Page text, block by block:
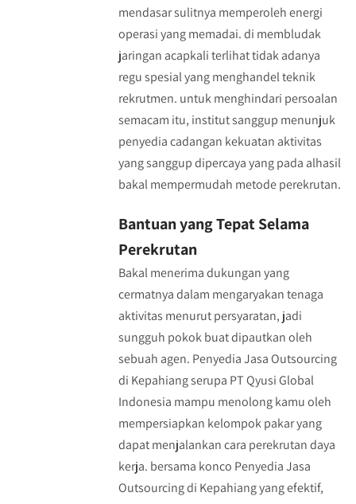
mendasar sulitnya memperoleh energi
operasi yang memadai. di membludak
jaringan acapkali terlihat tidak adanya
regu spesial yang menghandel teknik
rekrutmen. untuk menghindari persoalan
semacam itu, institut sanggup menunjuk
penyedia cadangan kekuatan aktivitas
yang sanggup dipercaya yang pada alhasil
bakal mempermudah metode perekrutan.
Bantuan yang Tepat Selama
Perekrutan
Bakal menerima dukungan yang
cermatnya dalam mengaryakan tenaga
aktivitas menurut persyaratan, jadi
sungguh pokok buat dipautkan oleh
sebuah agen. Penyedia Jasa Outsourcing
di Kepahiang serupa PT Qyusi Global
Indonesia mampu menolong kamu oleh
mempersiapkan kelompok pakar yang
dapat menjalankan cara perekrutan daya
kerja. bersama konco Penyedia Jasa
Outsourcing di Kepahiang yang efektif,